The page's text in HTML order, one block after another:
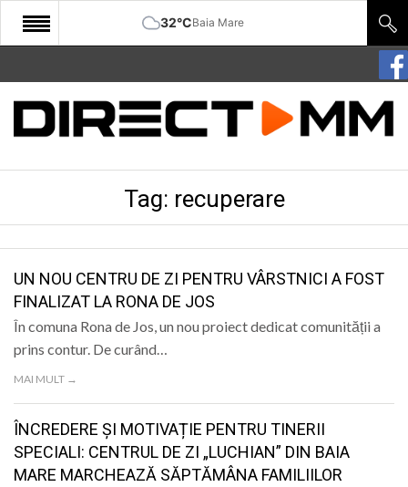
32°CBaia Mare
START
COMUNITATE
SANATATE
SPORT
SPECIAL
POLITIC
LIFE
Tag: recuperare
UN NOU CENTRU DE ZI PENTRU VÂRSTNICI A FOST
FINALIZAT LA RONA DE JOS
În comuna Rona de Jos, un nou proiect dedicat comunității a
prins contur. De curând…
MAI MULT →
ÎNCREDERE ȘI MOTIVAȚIE PENTRU TINERII
SPECIALI: CENTRUL DE ZI „LUCHIAN” DIN BAIA
MARE MARCHEAZĂ SĂPTĂMÂNA FAMILIILOR